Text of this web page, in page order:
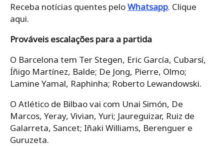
Receba notícias quentes peloWhatsapp. Clique
aqui.
Prováveis ​​escalações para a partida
O Barcelona tem Ter Stegen, Eric García, Cubarsí,
Íñigo Martínez, Balde; De Jong, Pierre, Olmo;
Lamine Yamal, Raphinha; Roberto Lewandowski.
O Atlético de Bilbao vai com Unai Simón, De
Marcos, Yeray, Vivian, Yuri; Jaureguizar, Ruiz de
Galarreta, Sancet; Iñaki Williams, Berenguer e
Guruzeta.